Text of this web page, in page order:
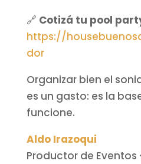
🔗 Cotizá tu pool
https://
dor
Organizar bien el
es un gasto: es la
funcione.
Aldo Irazoqui
Productor de Eventos